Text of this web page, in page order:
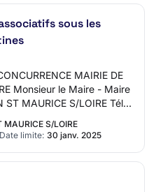
sous les
MAIRIE DE
Monsieur le Maire - Maire
MAURICE S/LOIRE Tél :
MAURICE S/LOIRE
Date limite: 30 janv. 2025